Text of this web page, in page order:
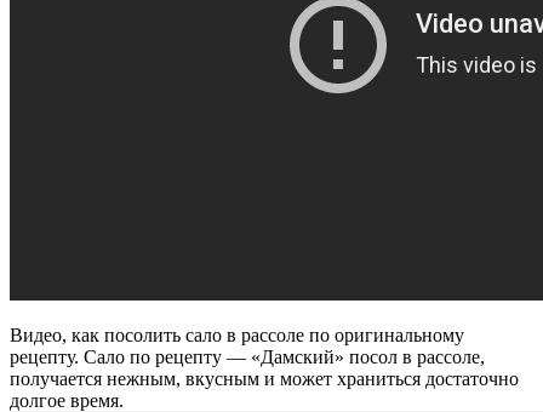
Видео, как посолить сало в рассоле по оригинальному
рецепту. Сало по рецепту — «Дамский» посол в рассоле,
получается нежным, вкусным и может храниться достаточно
долгое время.